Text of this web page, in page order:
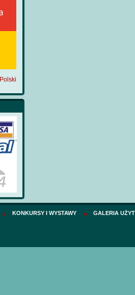
Polski
KONKURSY I WYSTAWY GALERIA